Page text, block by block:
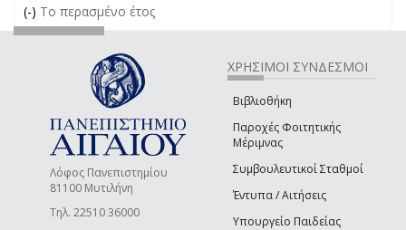
(-) Remove Το περασμένο έτος filter
Το περασμένο έτος
Λόφος Πανεπιστημίου
81100 Μυτιλήνη
Τηλ. 22510 36000
ΧΡΗΣΙΜΟΙ ΣΥΝΔΕΣΜΟΙ
Βιβλιοθήκη
Παροχές Φοιτητικής
Μέριμνας
Συμβουλευτικοί Σταθμοί
Έντυπα / Αιτήσεις
Υπουργείο Παιδείας